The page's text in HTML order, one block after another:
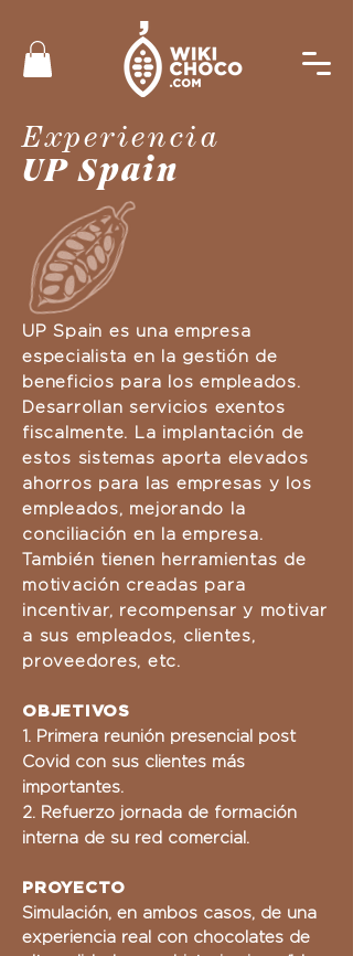
Experiencia
UP Spain
UP Spain es una empresa
especialista en la gestión de
beneficios para los empleados.
Desarrollan servicios exentos
fiscalmente. La implantación de
estos sistemas aporta elevados
ahorros para las empresas y los
empleados, mejorando la
conciliación en la empresa.
También tienen herramientas de
motivación creadas para
incentivar, recompensar y motivar
a sus empleados, clientes,
proveedores, etc.
OBJETIVOS
1. Primera reunión presencial post
Covid con sus clientes más
importantes.
2. Refuerzo jornada de formación
interna de su red comercial.
PROYECTO
Simulación, en ambos casos, de una
experiencia real con chocolates de